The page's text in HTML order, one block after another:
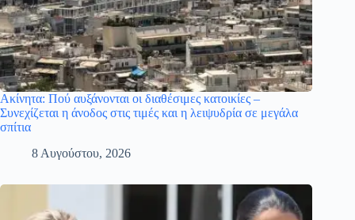
Ακίνητα: Πού αυξάνονται οι διαθέσιμες κατοικίες –
Συνεχίζεται η άνοδος στις τιμές και η λειψυδρία σε μεγάλα
σπίτια
8 Αυγούστου, 2026